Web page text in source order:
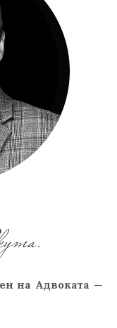
на Адвоката —